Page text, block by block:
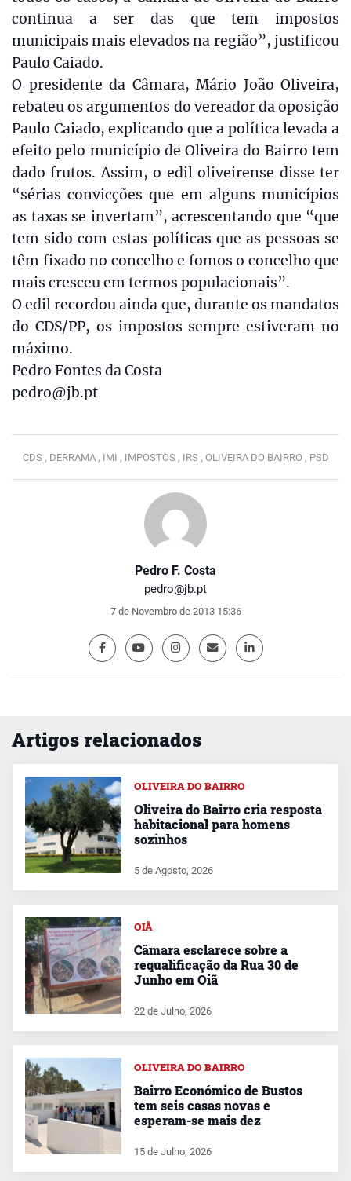
Pedro F. Costa
pedro@jb.pt
7 de Novembro de 2013 15:36
continua a ser das que tem impostos
municipais mais elevados na região”, justificou
Paulo Caiado.
O presidente da Câmara, Mário João Oliveira,
rebateu os argumentos do vereador da oposição
Paulo Caiado, explicando que a política levada a
efeito pelo município de Oliveira do Bairro tem
dado frutos. Assim, o edil oliveirense disse ter
“sérias convicções que em alguns municípios
as taxas se invertam”, acrescentando que “que
tem sido com estas políticas que as pessoas se
têm fixado no concelho e fomos o concelho que
mais cresceu em termos populacionais”.
O edil recordou ainda que, durante os mandatos
do CDS/PP, os impostos sempre estiveram no
máximo.
Pedro Fontes da Costa
pedro@jb.pt
CDS , DERRAMA , IMI , IMPOSTOS , IRS , OLIVEIRA DO BAIRRO , PSD
Artigos relacionados
OLIVEIRA DO BAIRRO
Oliveira do Bairro cria resposta
habitacional para homens
sozinhos
5 de Agosto, 2026
OIÃ
Câmara esclarece sobre a
requalificação da Rua 30 de
Junho em Oiã
22 de Julho, 2026
OLIVEIRA DO BAIRRO
Bairro Económico de Bustos
tem seis casas novas e
esperam-se mais dez
15 de Julho, 2026